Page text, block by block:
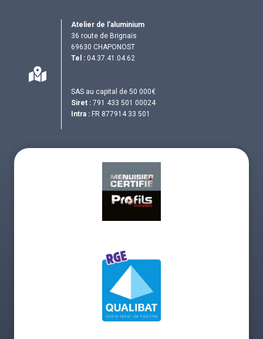
Atelier de l’aluminium
36 route de Brignais
69630 CHAPONOST
Tel : 04.37.41.04.62
SAS au capital de 50 000€
Siret : 791 433 501 00024
Intra : FR 877914 33 501